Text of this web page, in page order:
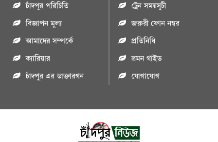
চাঁদপুর পরিচিতি
বিজ্ঞাপন মুল্য
আমাদের সম্পর্কে
ক্যারিয়ার
চাঁদপুর এর ডাক্তারগন
ট্রেন সময়সূচী
জরুরী ফোন নম্বর
প্রতিনিধি
ভ্রমন গাইড
যোগাযোগ